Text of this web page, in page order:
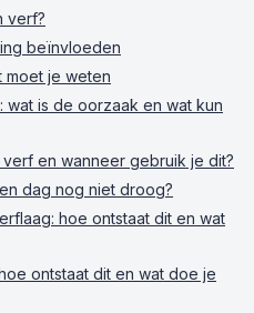
verf?
beïnvloeden
moet je weten
wat is de oorzaak en wat kun
en wanneer gebruik je dit?
dag nog niet droog?
hoe ontstaat dit en wat
ontstaat dit en wat doe je